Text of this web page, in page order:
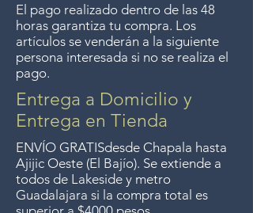
longer offer that service.
Entrega gratis en toda la zona
del Lago de Chapala por
compras mayor de $4000
pesos. Aceptamos
devoluciones hasta 7 días
después de la venta a menos
que los artículos tengan un
precio de oferta, lo sentimos,
El pago realizado dentro de las 48
horas garantiza tu compra. Los
artículos se venderán a la siguiente
persona interesada si no se realiza el
pago.
Entrega a Domicilio y
Entrega en Tienda
ENVÍO GRATISdesde Chapala hasta
Ajijic Oeste (El Bajío). Se extiende a
todos de Lakeside y metro
Guadalajara si la compra total es